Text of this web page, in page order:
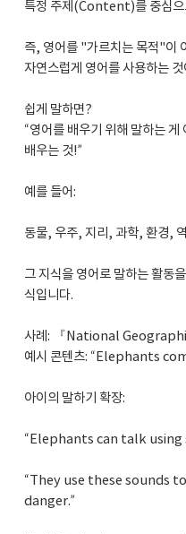
특정 주제(Content)를 중심으
즉, 영어를 "가르치는 목적"이
자연스럽게 영어를 사용하는 것
쉽게 말하면?
“영어를 배우기 위해 말하는
배우는 것!”
예를 들어:
동물, 우주, 지리, 과학, 환경,
그 지식을 영어로 말하는 활동
식입니다.
사례: 『National
예시 콘텐츠: “Elephants
아이의 말하기 확장:
“Elephants can talk using
“They use these sounds
danger.”